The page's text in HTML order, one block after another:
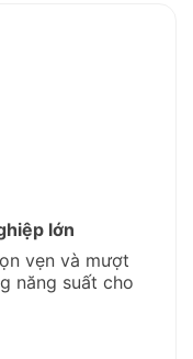
lớn
vẹn và mượt
năng suất cho